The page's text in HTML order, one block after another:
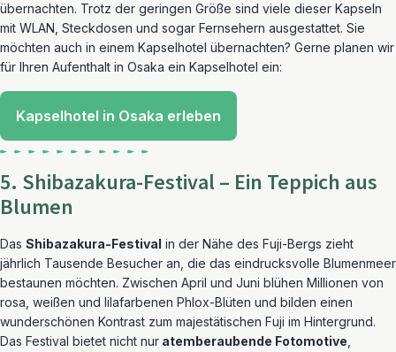
übernachten. Trotz der geringen Größe sind viele dieser Kapseln
mit WLAN, Steckdosen und sogar Fernsehern ausgestattet. Sie
möchten auch in einem Kapselhotel übernachten? Gerne planen wir
für Ihren Aufenthalt in Osaka ein Kapselhotel ein:
Kapselhotel in Osaka erleben
5. Shibazakura-Festival – Ein Teppich aus
Blumen
Das Shibazakura-Festival in der Nähe des Fuji-Bergs zieht
jährlich Tausende Besucher an, die das eindrucksvolle Blumenmeer
bestaunen möchten. Zwischen April und Juni blühen Millionen von
rosa, weißen und lilafarbenen Phlox-Blüten und bilden einen
wunderschönen Kontrast zum majestätischen Fuji im Hintergrund.
Das Festival bietet nicht nur atemberaubende Fotomotive